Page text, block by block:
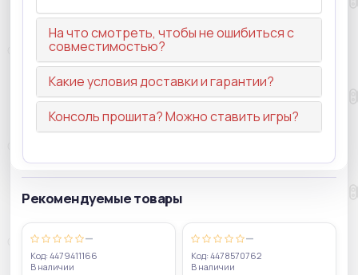
На что смотреть, чтобы не ошибиться с
совместимостью?
Какие условия доставки и гарантии?
Консоль прошита? Можно ставить игры?
Рекомендуемые товары
—
Код: 4479411166
В наличии
—
Код: 4478570762
В наличии